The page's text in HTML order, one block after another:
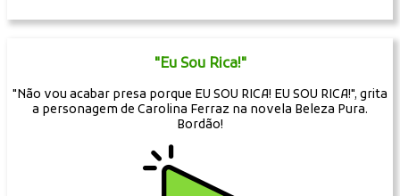
"Eu Sou Rica!"
"Não vou acabar presa porque EU SOU RICA! EU SOU RICA!", grita
a personagem de Carolina Ferraz na novela Beleza Pura.
Bordão!